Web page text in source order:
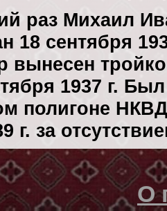
раз Михаил
18 сентября
вынесен
1937 г.
полигоне
г. за
О